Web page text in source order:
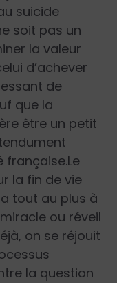
suicide
soit pas un
la valeur
d’achever
de
que la
être un petit
la fin de vie
tout au plus à
ou réveil
on se réjouit
la question